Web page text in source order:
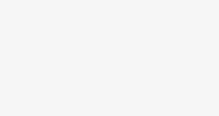
avec les Éviers et Lavabos
bouchés sont des problèmes
foyers et les entreprises de Vigny
peuvent être causées par des
débris alimentaires ou des objets
des services spécialisés pour